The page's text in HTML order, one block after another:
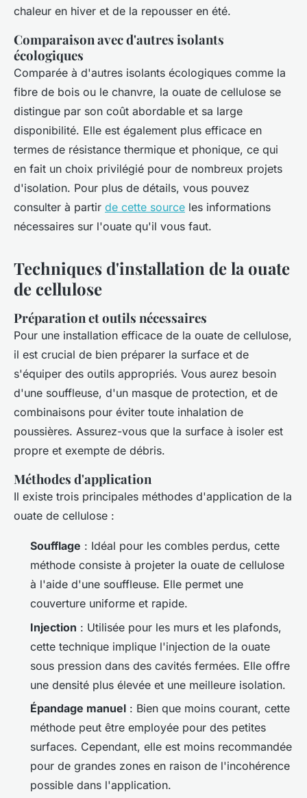
chaleur en hiver et de la repousser en été.
Comparaison avec d'autres isolants
écologiques
Comparée à d'autres isolants écologiques comme la
fibre de bois ou le chanvre, la ouate de cellulose se
distingue par son coût abordable et sa large
disponibilité. Elle est également plus efficace en
termes de résistance thermique et phonique, ce qui
en fait un choix privilégié pour de nombreux projets
d'isolation. Pour plus de détails, vous pouvez
consulter à partir de cette source les informations
nécessaires sur l'ouate qu'il vous faut.
Techniques d'installation de la ouate
de cellulose
Préparation et outils nécessaires
Pour une installation efficace de la ouate de cellulose,
il est crucial de bien préparer la surface et de
s'équiper des outils appropriés. Vous aurez besoin
d'une souffleuse, d'un masque de protection, et de
combinaisons pour éviter toute inhalation de
poussières. Assurez-vous que la surface à isoler est
propre et exempte de débris.
Méthodes d'application
Il existe trois principales méthodes d'application de la
ouate de cellulose :
Soufflage : Idéal pour les combles perdus, cette
méthode consiste à projeter la ouate de cellulose
à l'aide d'une souffleuse. Elle permet une
couverture uniforme et rapide.
Injection : Utilisée pour les murs et les plafonds,
cette technique implique l'injection de la ouate
sous pression dans des cavités fermées. Elle offre
une densité plus élevée et une meilleure isolation.
Épandage manuel : Bien que moins courant, cette
méthode peut être employée pour des petites
surfaces. Cependant, elle est moins recommandée
pour de grandes zones en raison de l'incohérence
possible dans l'application.